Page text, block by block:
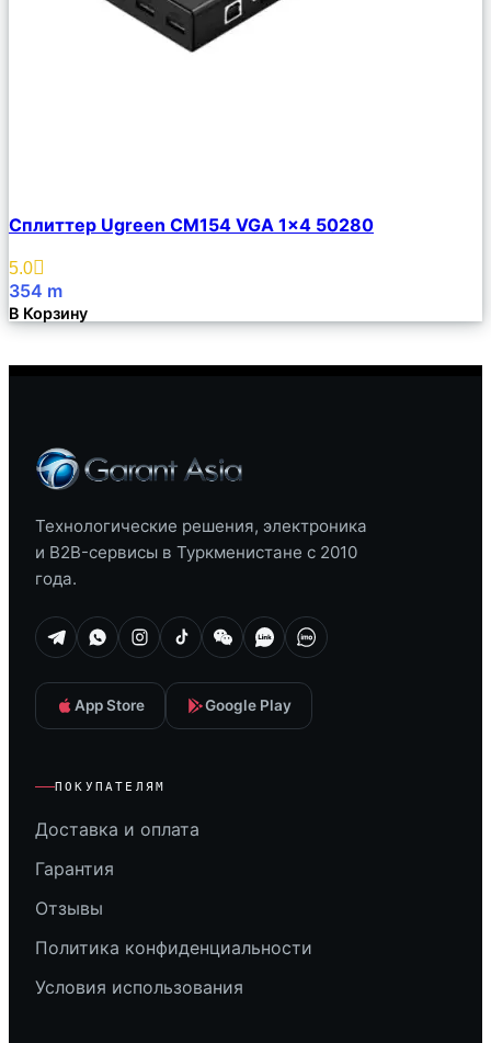
Описание
Избранное
Сплиттер Ugreen CM154 VGA 1×4 50280
5.0
354 m
В Корзину
Технологические решения, электроника
и B2B-сервисы в Туркменистане с 2010
года.
App Store Google Play
ПОКУПАТЕЛЯМ
Доставка и оплата
Гарантия
Отзывы
Политика конфиденциальности
Условия использования